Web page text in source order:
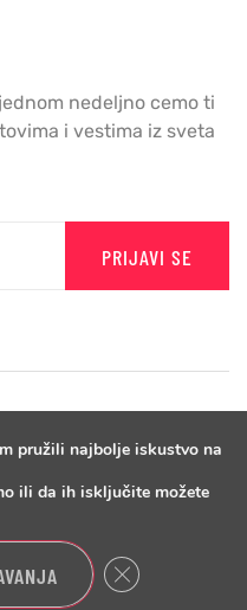
nedeljno cemo ti
i vestima iz sveta
PRIJAVI SE
pružili najbolje iskustvo na
ili da ih isključite možete
Close GDPR